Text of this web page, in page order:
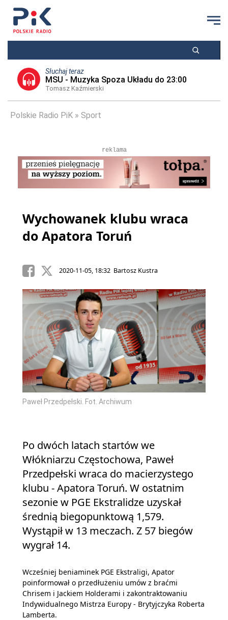
Słuchaj teraz
MSU - Muzyka Spoza Układu do 23:00
Tomasz Kaźmierski
Polskie Radio PiK Sport
reklama
Wychowanek klubu wraca
do Apatora Toruń
2020-11-05, 18:32 Bartosz Kustra
Paweł Przedpełski. Fot. Archiwum
Po dwóch latach startów we
Włókniarzu Częstochowa, Paweł
Przedpełski wraca do macierzystego
klubu - Apatora Toruń. W ostatnim
sezonie w PGE Ekstralidze uzyskał
średnią biegopunktową 1,579.
Wystąpił w 13 meczach. Z 57 biegów
wygrał 14.
Wcześniej beniaminek PGE Ekstraligi, Apator
poinformował o przedłużeniu umów z braćmi
Chrisem i Jackiem Holderami i zakontraktowaniu
Indywidualnego Mistrza Europy - Brytyjczyka Roberta
Lamberta.